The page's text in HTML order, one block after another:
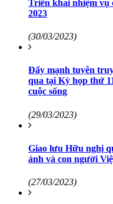
Triển khai nhiệm vụ
2023
(30/03/2023)
Đẩy mạnh tuyên
qua tại Kỳ họp thứ
cuộc sống
(29/03/2023)
Giao lưu Hữu nghị
ảnh và con người
(27/03/2023)